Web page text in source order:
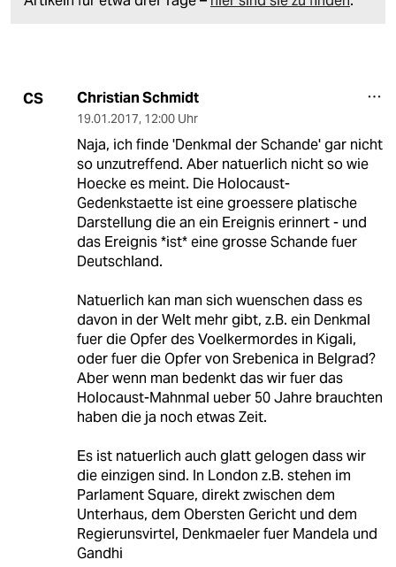
CS Christian Schmidt
19.01.2017, 12:00 Uhr
Naja, ich finde 'Denkmal der Schande' gar nicht
so unzutreffend. Aber natuerlich nicht so wie
Hoecke es meint. Die Holocaust-
Gedenkstaette ist eine groessere platische
Darstellung die an ein Ereignis erinnert - und
das Ereignis *ist* eine grosse Schande fuer
Deutschland.
Natuerlich kan man sich wuenschen dass es
davon in der Welt mehr gibt, z.B. ein Denkmal
fuer die Opfer des Voelkermordes in Kigali,
oder fuer die Opfer von Srebenica in Belgrad?
Aber wenn man bedenkt das wir fuer das
Holocaust-Mahnmal ueber 50 Jahre brauchten
haben die ja noch etwas Zeit.
Es ist natuerlich auch glatt gelogen dass wir
die einzigen sind. In London z.B. stehen im
Parlament Square, direkt zwischen dem
Unterhaus, dem Obersten Gericht und dem
Regierunsvirtel, Denkmaeler fuer Mandela und
Gandhi